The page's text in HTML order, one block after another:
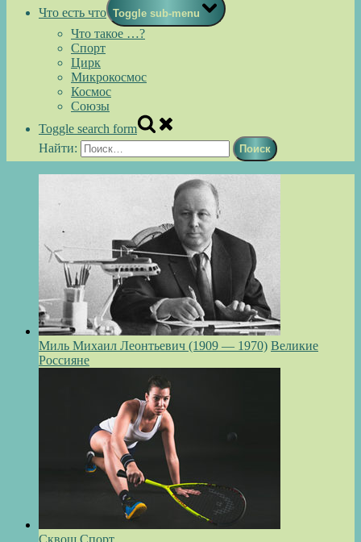
Что есть что Toggle sub-menu
Что такое …?
Спорт
Цирк
Микрокосмос
Космос
Союзы
Toggle search form
Найти:
Миль Михаил Леонтьевич (1909 — 1970) Великие
Россияне